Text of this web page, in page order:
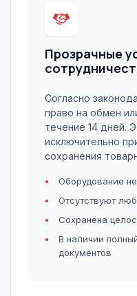
Прозрачные
Согласно
право на обмен
течение 14 дней.
исключительно
сохранения
Оборудование
Отсутствуют
Сохранена
В наличии
документов